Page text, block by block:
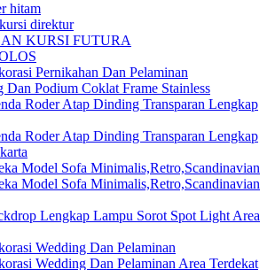
hitam
direktur
KURSI FUTURA
Pernikahan Dan Pelaminan
Dan Podium Coklat Frame Stainless
Roder Atap Dinding Transparan Lengkap
Roder Atap Dinding Transparan Lengkap
Model Sofa Minimalis,Retro,Scandinavian
Model Sofa Minimalis,Retro,Scandinavian
Lengkap Lampu Sorot Spot Light Area
Wedding Dan Pelaminan
Wedding Dan Pelaminan Area Terdekat